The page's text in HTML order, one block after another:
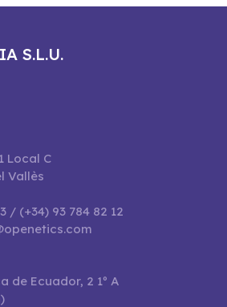
S.L.U.
Local C
Vallès
/ (+34) 93 784 82 12
de Ecuador, 2 1º A